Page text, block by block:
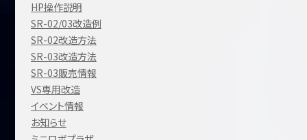
HP操作説明
SR-02/03改造例
SR-02改造方法
SR-03改造方法
SR-03販売情報
VS専用改造
イベント情報
お知らせ